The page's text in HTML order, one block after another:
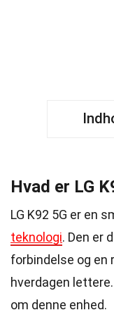
Hvad er LG
LG K92 5G er en
teknologi. Den er
forbindelse og en
hverdagen
om denne enhed.